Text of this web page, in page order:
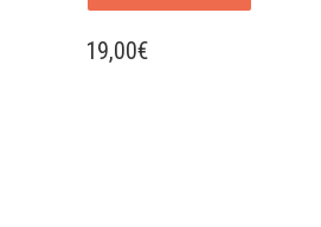
19,00€